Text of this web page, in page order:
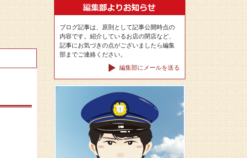
ブログ記事は、原則として記事公開時点の
内容です。紹介しているお店の閉店など、
記事にお気づきの点がございましたら編集
部までご連絡ください。
編集部にメールを送る